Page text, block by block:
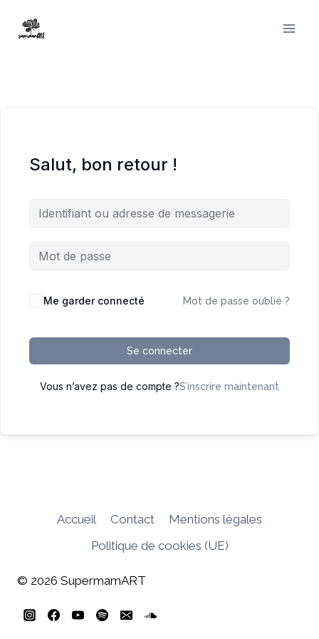
Salut, bon retour !
Me garder connecté Mot de passe oublié ?
Se connecter
Vous n’avez pas de compte ?S’inscrire maintenant
Accueil Contact
Mentions légales
Politique de cookies (UE)
© 2026 SupermamART